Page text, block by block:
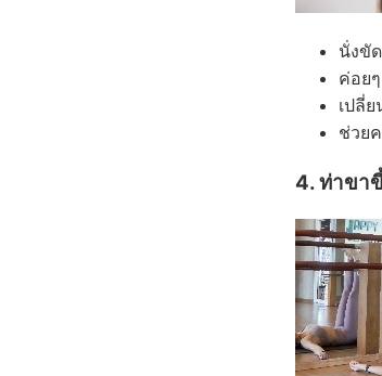
นั่งขั
ค่อย
เปลี่
ช่วย
4. ท่าขา